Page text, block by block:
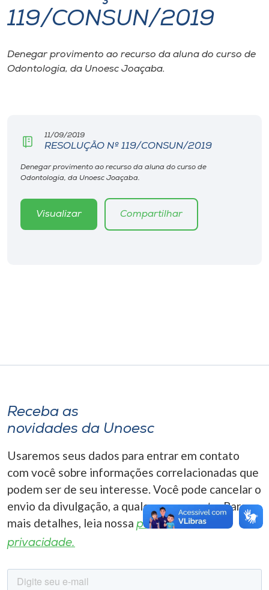
I.nova
Diplomados
CPA
Biblioteca
Editora
A-
119/CONSUN/2019
Denegar provimento ao recurso da aluna do curso de
Odontologia, da Unoesc Joaçaba.
11/09/2019
RESOLUÇÃO Nº 119/CONSUN/2019
Denegar provimento ao recurso da aluna do curso de
Odontologia, da Unoesc Joaçaba.
Visualizar Compartilhar
Receba as
novidades da Unoesc
Usaremos seus dados para entrar em contato
com você sobre informações correlacionadas que
podem ser de seu interesse. Você pode cancelar o
envio da divulgação, a qualquer momento. Para
mais detalhes, leia nossa política de
privacidade.